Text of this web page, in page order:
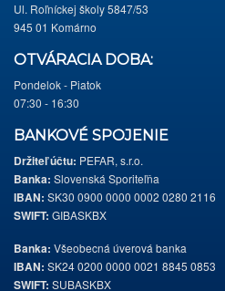
Ul. Roľníckej školy 5847/53
945 01 Komárno
OTVÁRACIA DOBA:
Pondelok - Piatok
07:30 - 16:30
BANKOVÉ SPOJENIE
Držiteľ účtu: PEFAR, s.r.o.
Banka: Slovenská Sporiteľňa
IBAN: SK30 0900 0000 0002 0280 2116
SWIFT: GIBASKBX
Banka: Všeobecná úverová banka
IBAN: SK24 0200 0000 0021 8845 0853
SWIFT: SUBASKBX